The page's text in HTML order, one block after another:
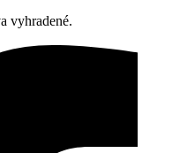
vyhradené.